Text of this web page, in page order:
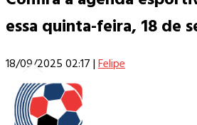
essa quinta-feira, 18 de
18/09/2025 02:17|Felipe